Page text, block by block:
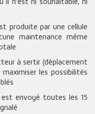
produite par une cellule
maintenance même
à sertir (déplacement
les possibilités
envoyé toutes les 15